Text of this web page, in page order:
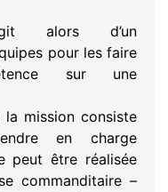
alors d’un
pour les faire
sur une
la mission consiste
en charge
peut être réalisée
commanditaire –